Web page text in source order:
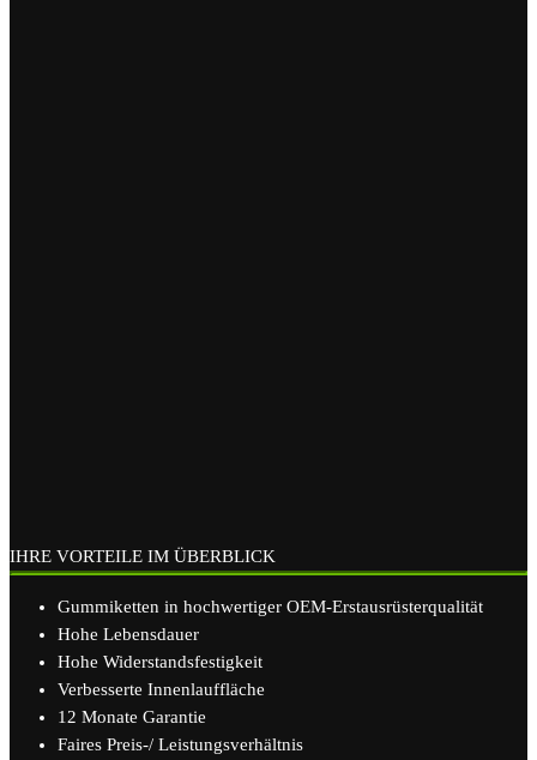
IHRE VORTEILE IM ÜBERBLICK
Gummiketten in hochwertiger OEM-Erstausrüsterqualität
Hohe Lebensdauer
Hohe Widerstandsfestigkeit
Verbesserte Innenlauffläche
12 Monate Garantie
Faires Preis-/ Leistungsverhältnis